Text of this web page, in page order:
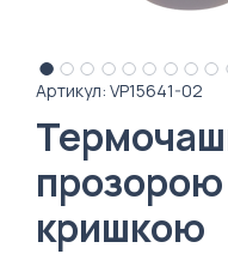
Артикул: VP15641-02
прозорою
кришкою